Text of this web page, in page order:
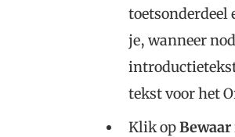
toetsonderdeel
je, wanneer
tekst voor het
Klik op